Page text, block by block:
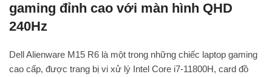
gaming đỉnh cao với màn hình QHD
240Hz
Dell Alienware M15 R6 là một trong những chiếc laptop gaming
cao cấp, được trang bị vi xử lý Intel Core i7-11800H, card đồ